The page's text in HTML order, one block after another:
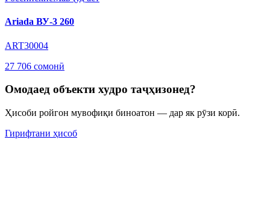
Ariada ВУ-3 260
ART30004
27 706 сомонӣ
Омодаед объекти худро таҷҳизонед?
Ҳисоби ройгон мувофиқи биноатон — дар як рӯзи корӣ.
Гирифтани ҳисоб